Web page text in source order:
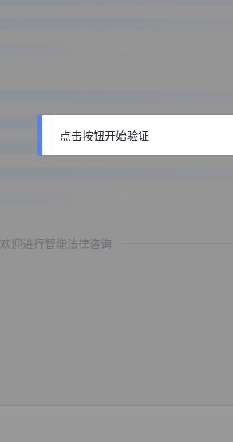
欢迎进行智能法律咨询
点击按钮开始验证